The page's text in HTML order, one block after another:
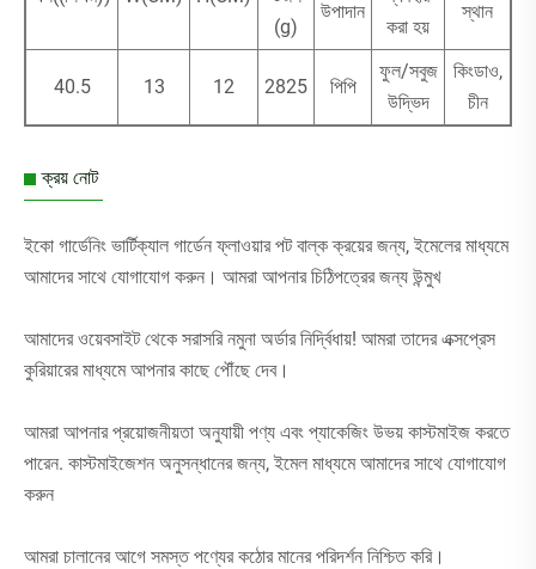
(g)
উপাদান
করা হয়
স্থান
40.5 13 12 2825 পিপি
ফুল/সবুজ
উদ্ভিদ
কিংডাও,
চীন
ক্রয় নোট
ইকো গার্ডেনিং ভার্টিক্যাল গার্ডেন ফ্লাওয়ার পট বাল্ক ক্রয়ের জন্য, ইমেলের মাধ্যমে
আমাদের সাথে যোগাযোগ করুন। আমরা আপনার চিঠিপত্রের জন্য উন্মুখ
আমাদের ওয়েবসাইট থেকে সরাসরি নমুনা অর্ডার নির্দ্বিধায়! আমরা তাদের এক্সপ্রেস
কুরিয়ারের মাধ্যমে আপনার কাছে পৌঁছে দেব।
আমরা আপনার প্রয়োজনীয়তা অনুযায়ী পণ্য এবং প্যাকেজিং উভয় কাস্টমাইজ করতে
পারেন. কাস্টমাইজেশন অনুসন্ধানের জন্য, ইমেল মাধ্যমে আমাদের সাথে যোগাযোগ
করুন
আমরা চালানের আগে সমস্ত পণ্যের কঠোর মানের পরিদর্শন নিশ্চিত করি।